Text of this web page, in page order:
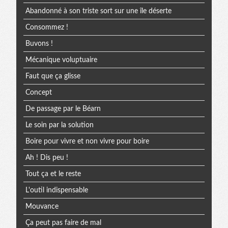
Abandonné à son triste sort sur une île déserte
Consommez !
Buvons !
Mécanique voluptuaire
Faut que ça glisse
Concept
De passage par le Béarn
Le soin par la solution
Boire pour vivre et non vivre pour boire
Ah ! Dis peu !
Tout ça et le reste
L'outil indispensable
Mouvance
Ça peut pas faire de mal